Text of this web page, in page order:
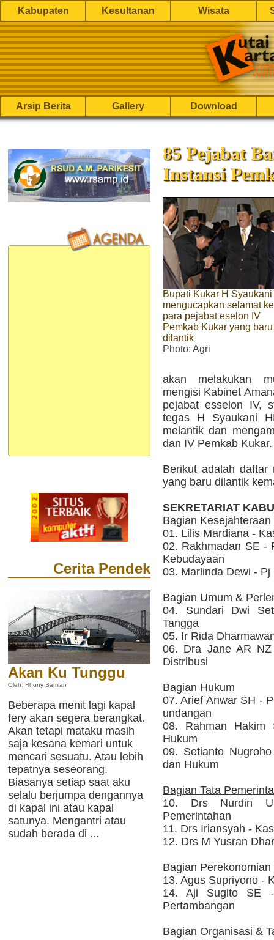
Kabupaten Kesultanan Wisata
Arsip Berita Gallery Download
Cerita Pendek
Akan Ku Tunggu
Oleh: Rhony Samlan
Beberapa menit lagi kapal
fery akan segera berangkat.
Akan tetapi mataku masih
saja kesana kemari untuk
mencari sesuatu. Atau lebih
tepatnya seseorang.
Biasanya setiap saat aku
selalu berjumpa dengannya
di kapal ini atau kapal
satunya. Mengantri atau
sudah berada di ...
85 Pejabat
Instansi
Bupati Kukar H
mengucapkan selamat
para pejabat eselon IV
Pemkab Kukar yang baru
dilantik
Photo: Agri
akan melakukan
mengisi Kabinet
pejabat esselon IV,
tegas H Syaukani
melantik dan
dan IV Pemkab Kukar.
Berikut adalah
yang baru dilantik
SEKRETARIAT
Bagian Kesejahteraan
01. Lilis Mardiana -
02. Rakhmadan SE -
Kebudayaan
03. Marlinda Dewi -
Bagian Umum &
04. Sundari Dwi
Tangga
05. Ir Rida
06. Dra Jane AR
Distribusi
Bagian Hukum
07. Arief Anwar SH -
undangan
08. Rahman Hakim
Hukum
09. Setianto
dan Hukum
Bagian Tata
10. Drs Nurdin
Pemerintahan
11. Drs Iriansyah -
12. Drs M Yusran
Bagian Perekonomian
13. Agus Supriyono -
14. Aji Sugito SE -
Pertambangan
Bagian Organisasi &